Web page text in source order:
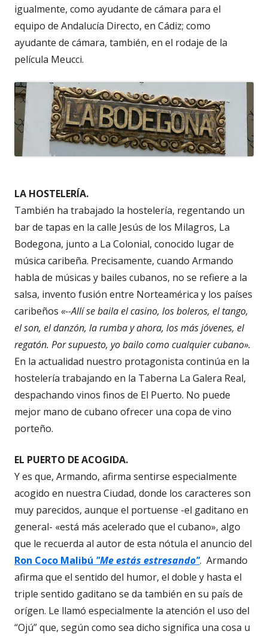
igualmente, como ayudante de cámara para el
equipo de Andalucía Directo, en Cádiz; como
ayudante de cámara, también, en el rodaje de la
película Meucci.
LA HOSTELERÍA.
También ha trabajado la hostelería, regentando un
bar de tapas en la calle Jesús de los Milagros, La
Bodegona, junto a La Colonial, conocido lugar de
música caribeña. Precisamente, cuando Armando
habla de músicas y bailes cubanos, no se refiere a la
salsa, invento fusión entre Norteamérica y los países
caribeños «--Allí se baila el casino, los boleros, el tango,
el son, el danzón, la rumba y ahora, los más jóvenes, el
regatón. Por supuesto, yo bailo como cualquier cubano».
En la actualidad nuestro protagonista continúa en la
hostelería trabajando en la Taberna La Galera Real,
despachando vinos finos de El Puerto. No puede
mejor mano de cubano ofrecer una copa de vino
porteño.
EL PUERTO DE ACOGIDA.
Y es que, Armando, afirma sentirse especialmente
acogido en nuestra Ciudad, donde los caracteres son
muy parecidos, aunque el portuense -el gaditano en
general- «está más acelerado que el cubano», algo
que le recuerda al autor de esta nótula el anuncio del
Ron Coco Malibú "Me estás estresando". Armando
afirma que el sentido del humor, el doble y hasta el
triple sentido gaditano se da también en su país de
orígen. Le llamó especialmente la atención el uso del
“Ojú” que, según como sea dicho significa una cosa u